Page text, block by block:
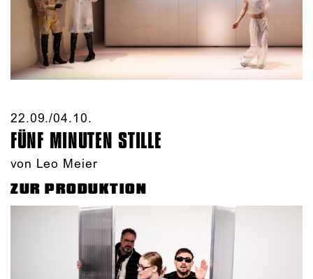
22.09./​04.10.​
FÜNF MINUTEN STILLE
von Leo Meier
ZUR PRODUKTION